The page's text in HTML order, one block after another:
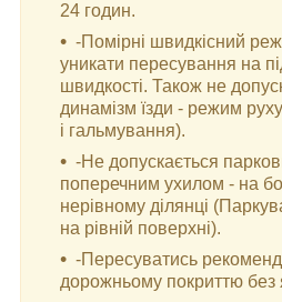
24 годин.
-Помірні швидкісний
уникати пересування на
швидкості. Також не
динамізм їзди - режим
і гальмування).
-Не допускається
поперечним ухилом - на
нерівному ділянці
на рівній поверхні).
-Пересуватись
дорожньому покриттю без